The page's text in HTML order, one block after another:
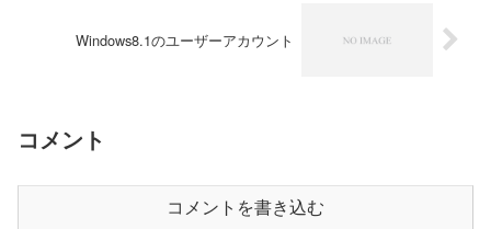
Windows8.1のユーザーアカウント
コメント
コメントを書き込む